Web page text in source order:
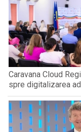
Caravana Cloud
spre digitalizarea